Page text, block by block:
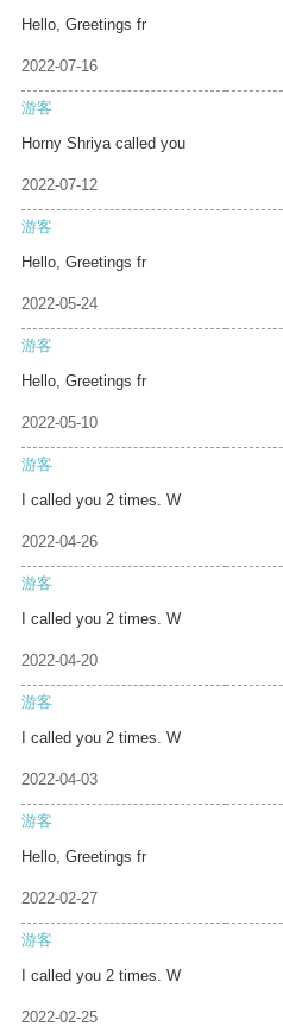
Hello, Greetings fr
2022-07-16
游客
Horny Shriya called you
2022-07-12
游客
Hello, Greetings fr
2022-05-24
游客
Hello, Greetings fr
2022-05-10
游客
I called you 2 times. W
2022-04-26
游客
I called you 2 times. W
2022-04-20
游客
I called you 2 times. W
2022-04-03
游客
Hello, Greetings fr
2022-02-27
游客
I called you 2 times. W
2022-02-25